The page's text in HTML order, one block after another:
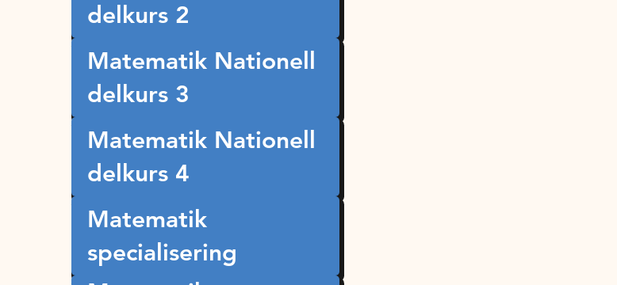
delkurs 2
Matematik Nationell
delkurs 3
Matematik Nationell
delkurs 4
Matematik
specialisering